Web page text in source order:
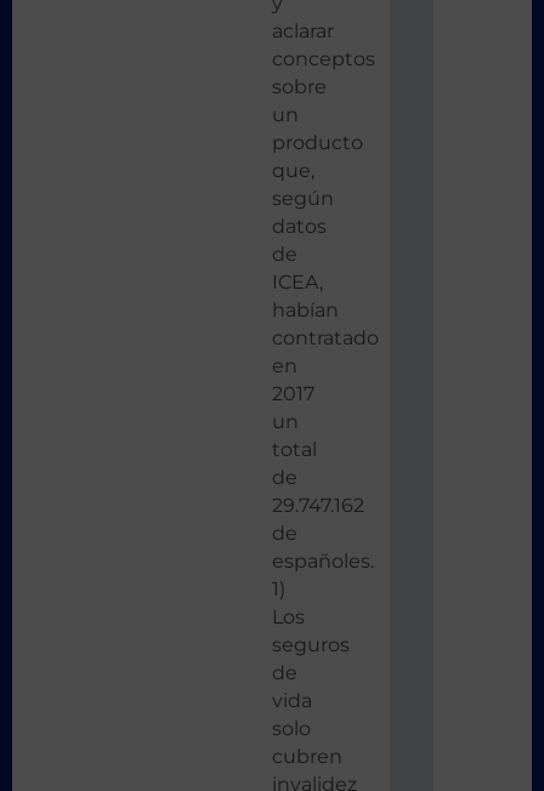
aclarar
conceptos
sobre
un
producto
que,
según
datos
de
ICEA,
habían
contratado
en
2017
un
total
de
29.747.162
de
españoles.
1)
Los
seguros
de
vida
solo
cubren
invalidez